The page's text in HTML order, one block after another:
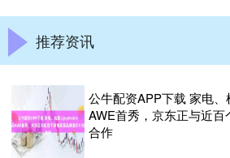
推荐资讯
公牛配资APP下载 家电
AWE首秀，京东正与近
合作